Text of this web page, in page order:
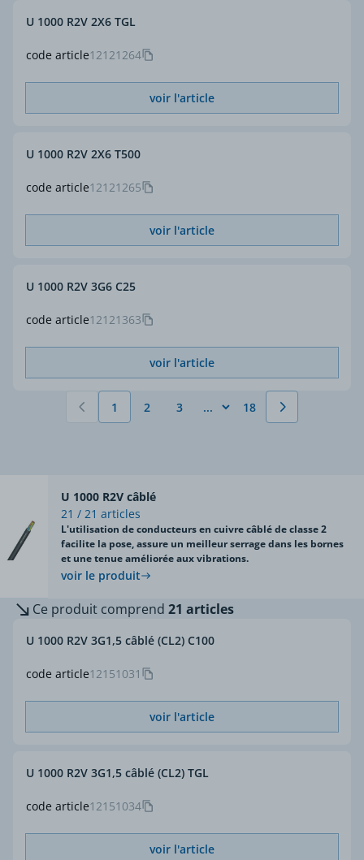
code article12121264
U 1000 R2V 2X6 TGL
voir l'article
code article12121265
U 1000 R2V 2X6 T500
voir l'article
code article12121363
U 1000 R2V 3G6 C25
voir l'article
Vous lisez actuellement la page
1 Page
2 Page
3 Page
18
U 1000 R2V câblé
21 / 21 articles
L'utilisation de conducteurs en cuivre câblé de classe 2
facilite la pose, assure un meilleur serrage dans les bornes
et une tenue améliorée aux vibrations.
voir le produit
Ce produit comprend 21 articles
code article12151031
U 1000 R2V 3G1,5 câblé (CL2) C100
voir l'article
code article12151034
U 1000 R2V 3G1,5 câblé (CL2) TGL
voir l'article